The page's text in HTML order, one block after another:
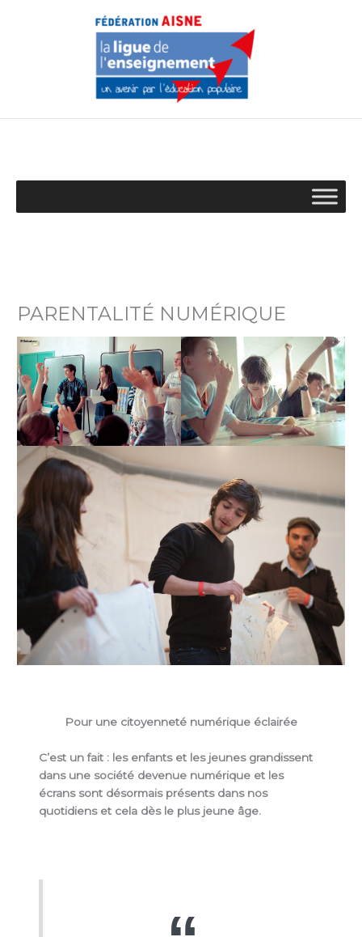
PARENTALITÉ NUMÉRIQUE
Pour une citoyenneté numérique éclairée
C’est un fait : les enfants et les jeunes grandissent
dans une société devenue numérique et les
écrans sont désormais présents dans nos
quotidiens et cela dès le plus jeune âge.